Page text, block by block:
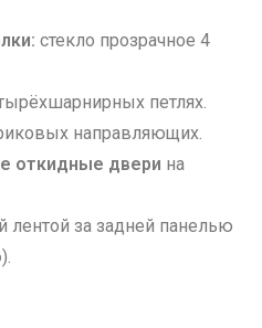
стекло прозрачное 4
петлях.
направляющих.
откидные двери на
лентой за задней панелью
).